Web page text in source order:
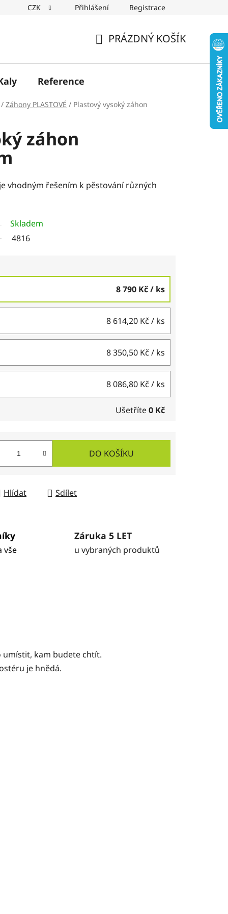
CZK Přihlášení Registrace
PRÁZDNÝ KOŠÍK
Reference
/ Záhony PLASTOVÉ / Plastový vysoký záhon
záhon
vhodným řešením k pěstování různých
Skladem
4816
8 790 Kč/ ks
8 614,20 Kč / ks
8 350,50 Kč / ks
8 086,80 Kč / ks
Ušetříte0 Kč
DO KOŠÍKU
Hlídat Sdílet
vše
Záruka 5 LET
u vybraných produktů
umístit, kam budete chtít.
je hnědá.